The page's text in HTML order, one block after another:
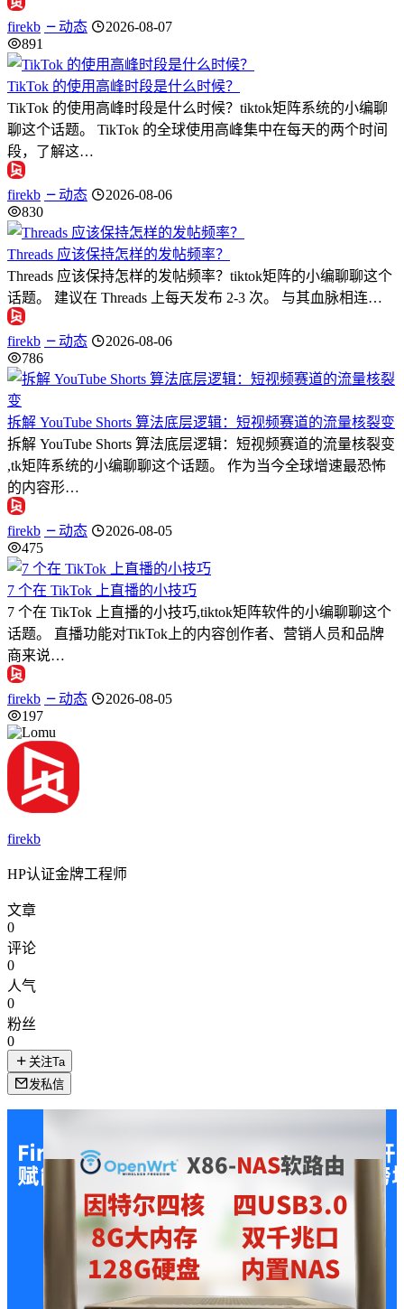
firekb 动态
2026-08-07
891
TikTok 的使用高峰时段是什么时候？
TikTok 的使用高峰时段是什么时候？tiktok矩阵系统的小编聊
聊这个话题。 TikTok 的全球使用高峰集中在每天的两个时间
段，了解这…
firekb 动态
2026-08-06
830
Threads 应该保持怎样的发帖频率？
Threads 应该保持怎样的发帖频率？tiktok矩阵的小编聊聊这个
话题。 建议在 Threads 上每天发布 2-3 次。 与其血脉相连…
firekb 动态
2026-08-06
786
拆解 YouTube Shorts 算法底层逻辑：短视频赛道的流量核裂变
拆解 YouTube Shorts 算法底层逻辑：短视频赛道的流量核裂变
,tk矩阵系统的小编聊聊这个话题。 作为当今全球增速最恐怖
的内容形…
firekb 动态
2026-08-05
475
7 个在 TikTok 上直播的小技巧
7 个在 TikTok 上直播的小技巧,tiktok矩阵软件的小编聊聊这个
话题。 直播功能对TikTok上的内容创作者、营销人员和品牌
商来说…
firekb 动态
2026-08-05
197
firekb
HP认证金牌工程师
文章
0
评论
0
人气
0
粉丝
0
关注Ta
发私信